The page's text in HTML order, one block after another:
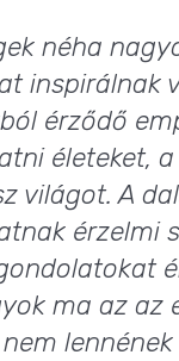
néha
inspirálnak
érződő
életeket,
világot. A
érzelmi
ma az az